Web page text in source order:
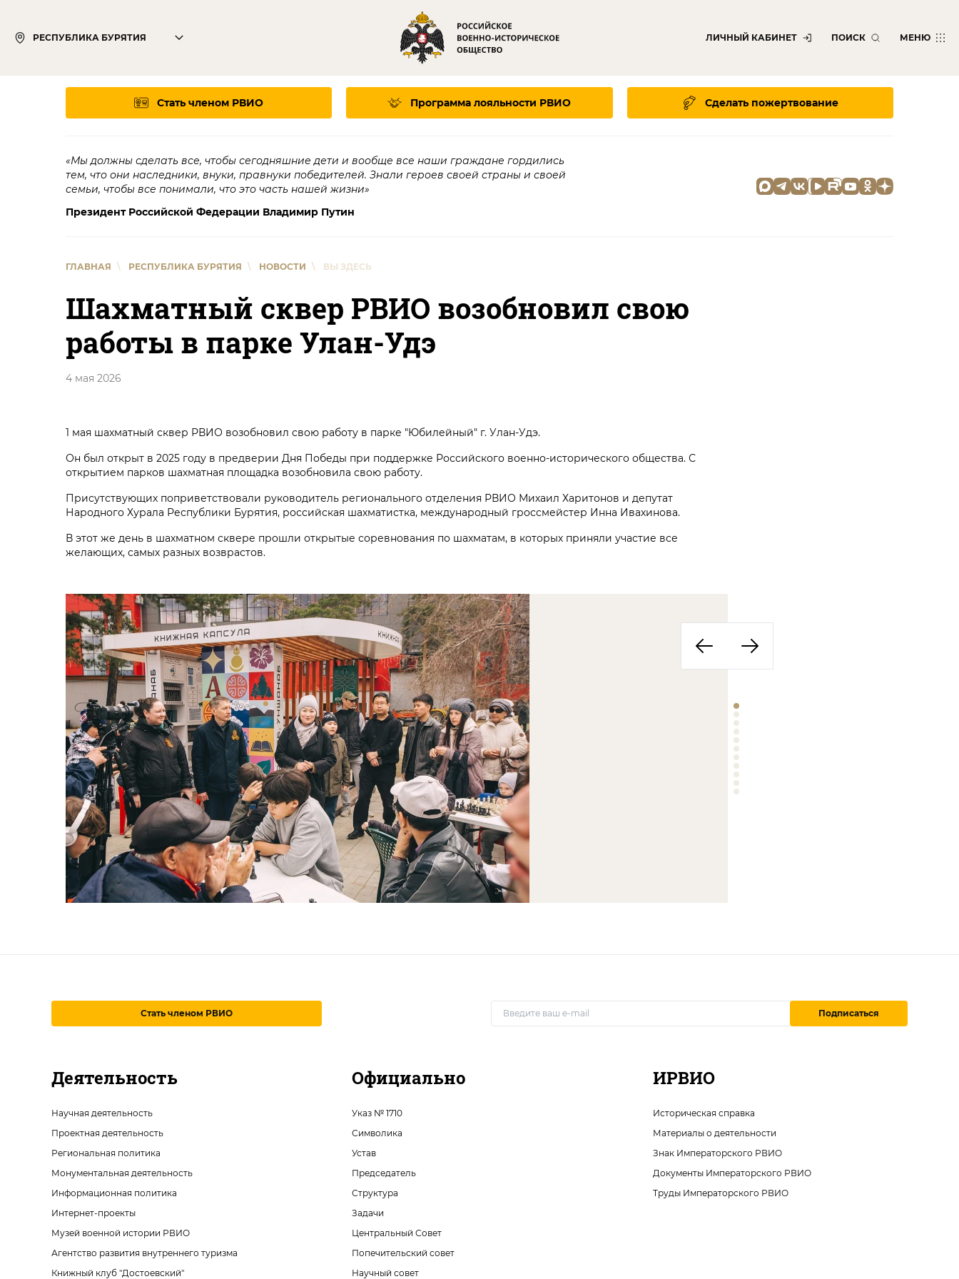
РЕСПУБЛИКА БУРЯТИЯ ЛИЧНЫЙ КАБИНЕТ ПОИСК МЕНЮ
Стать членом РВИО Программа лояльности РВИО Сделать пожертвование
«Мы должны сделать все, чтобы сегодняшние дети и вообще все наши граждане гордились
тем, что они наследники, внуки, правнуки победителей. Знали героев своей страны и своей
семьи, чтобы все понимали, что это часть нашей жизни»
Президент Российской Федерации Владимир Путин
ГЛАВНАЯ \ РЕСПУБЛИКА БУРЯТИЯ \ НОВОСТИ \ ВЫ ЗДЕСЬ
Шахматный сквер РВИО возобновил свою
работы в парке Улан-Удэ
4 мая 2026
1 мая шахматный сквер РВИО возобновил свою работу в парке "Юбилейный" г. Улан-Удэ.
Он был открыт в 2025 году в предверии Дня Победы при поддержке Российского военно-исторического общества. С
открытием парков шахматная площадка возобновила свою работу.
Присутствующих поприветствовали руководитель регионального отделения РВИО Михаил Харитонов и депутат
Народного Хурала Республики Бурятия, российская шахматистка, международный гроссмейстер Инна Ивахинова.
В этот же день в шахматном сквере прошли открытые соревнования по шахматам, в которых приняли участие все
желающих, самых разных возврастов.
Стать членом РВИО Подписаться
Деятельность
Научная деятельность
Проектная деятельность
Региональная политика
Монументальная деятельность
Информационная политика
Интернет-проекты
Музей военной истории РВИО
Агентство развития внутреннего туризма
Книжный клуб "Достоевский"
Официально
Указ № 1710
Символика
Устав
Председатель
Структура
Задачи
Центральный Совет
Попечительский совет
Научный совет
ИРВИО
Историческая справка
Материалы о деятельности
Знак Императорского РВИО
Документы Императорского РВИО
Труды Императорского РВИО